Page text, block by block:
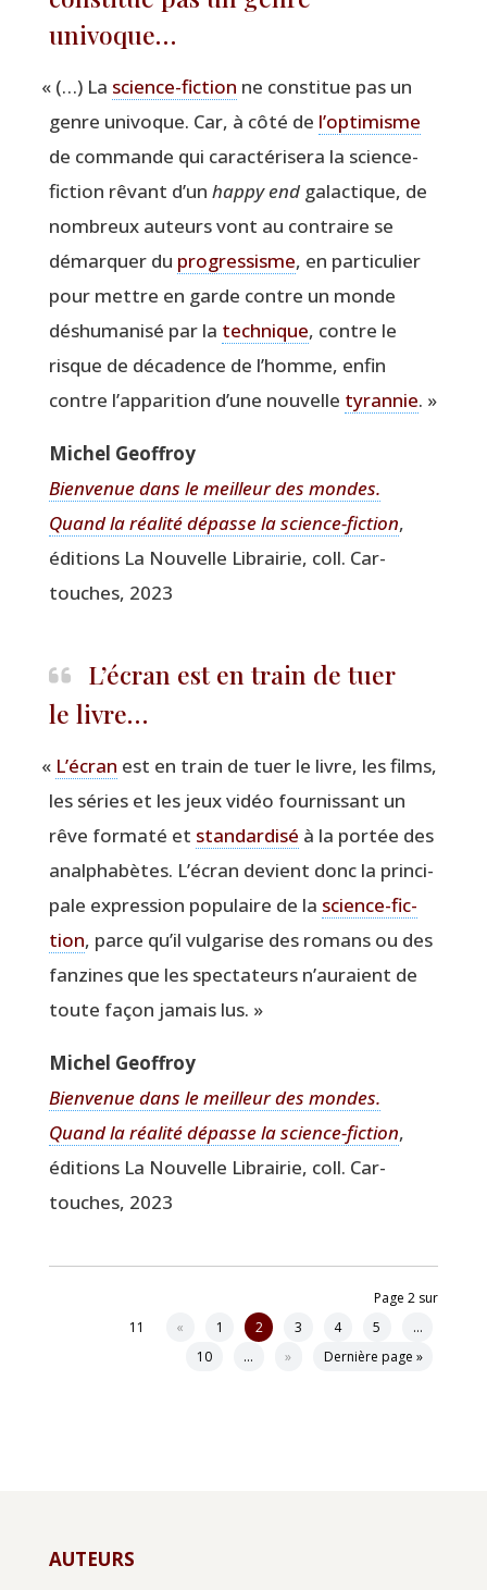
univoque…
« (…) La science-fic­tion ne consti­tue pas un
genre uni­voque. Car, à côté de l’optimisme
de com­mande qui carac­té­ri­se­ra la science-
fic­tion rêvant d’un hap­py endgalac­tique, de
nom­breux auteurs vont au contraire se
démar­quer du pro­gres­sisme, en par­ti­cu­lier
pour mettre en garde contre un monde
déshu­ma­ni­sé par la tech­nique, contre le
risque de déca­dence de l’homme, enfin
contre l’apparition d’une nou­velle tyran­nie. »
Michel Geof­froy
Bien­ve­nue dans le meilleur des mondes.
Quand la réa­li­té dépasse la science-fic­tion,
édi­tions La Nou­velle Librai­rie, coll. Car­
touches, 2023
L’écran est en train de tuer
le livre…
« L’écran est en train de tuer le livre, les films,
les séries et les jeux vidéo four­nis­sant un
rêve for­ma­té et stan­dar­di­sé à la por­tée des
anal­pha­bètes. L’écran devient donc la prin­ci­
pale expres­sion popu­laire de la science-fic­
tion, parce qu’il vul­ga­rise des romans ou des
fan­zines que les spec­ta­teurs n’auraient de
toute façon jamais lus. »
Michel Geof­froy
Bien­ve­nue dans le meilleur des mondes.
Quand la réa­li­té dépasse la science-fic­tion,
édi­tions La Nou­velle Librai­rie, coll. Car­
touches, 2023
Page 2 sur
11
« 1 2 3 4 5
…
10
… » Dernière page »
AUTEURS